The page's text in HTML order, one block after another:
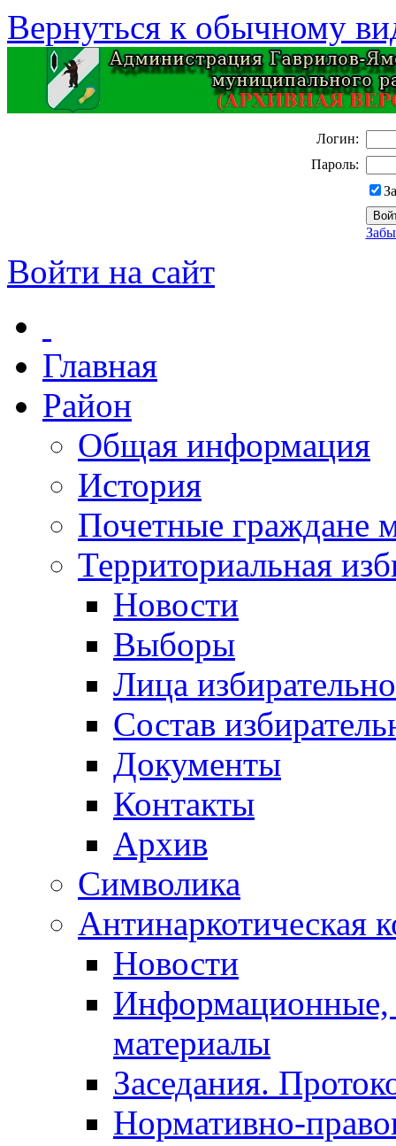
Вернуться к обычному
Логин:
Пароль:
Войти на сайт
Главная
Район
Общая информация
История
Почетные граждане
Территориальная
Новости
Выборы
Лица
Состав
Документы
Контакты
Архив
Символика
Антинаркотическая
Новости
Информационные,
материалы
Заседания.
Нормативно-